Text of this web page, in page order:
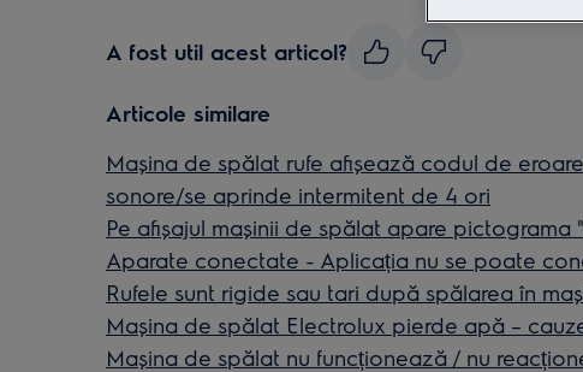
A fost util acest articol?
Articole similare
Mașina de spălat rufe afișează codul de
sonore/se aprinde intermitent de 4 ori
Pe afișajul mașinii de spălat apare pictograma
Aparate conectate - Aplicația nu se poate
Rufele sunt rigide sau tari după spălarea în
Mașina de spălat Electrolux pierde apă –
Mașina de spălat nu funcționează / nu